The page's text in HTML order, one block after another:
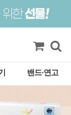
밴드·연고